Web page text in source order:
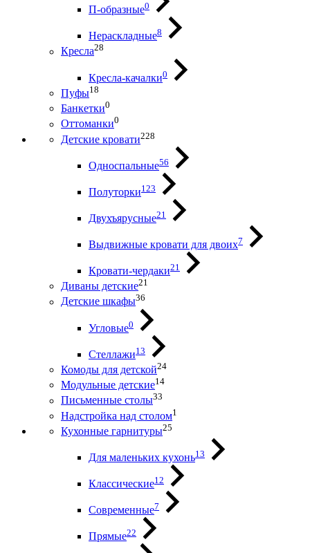
П-образные0
Нераскладные8
Кресла28
Кресла-качалки0
Пуфы18
Банкетки0
Оттоманки0
Детские кровати228
Односпальные56
Полуторки123
Двухъярусные21
Выдвижные кровати для двоих7
Кровати-чердаки21
Диваны детские21
Детские шкафы36
Угловые0
Стеллажи13
Комоды для детской24
Модульные детские14
Письменные столы33
Надстройка над столом1
Кухонные гарнитуры25
Для маленьких кухонь13
Классические12
Современные7
Прямые22